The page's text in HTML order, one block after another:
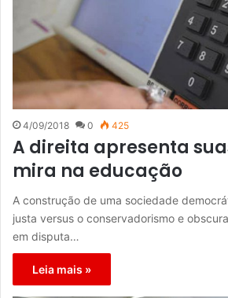
4/09/2018 0 425
A direita apresenta
mira na educação
A construção de uma sociedade
justa versus o conservadorismo e
em disputa…
Leia mais »